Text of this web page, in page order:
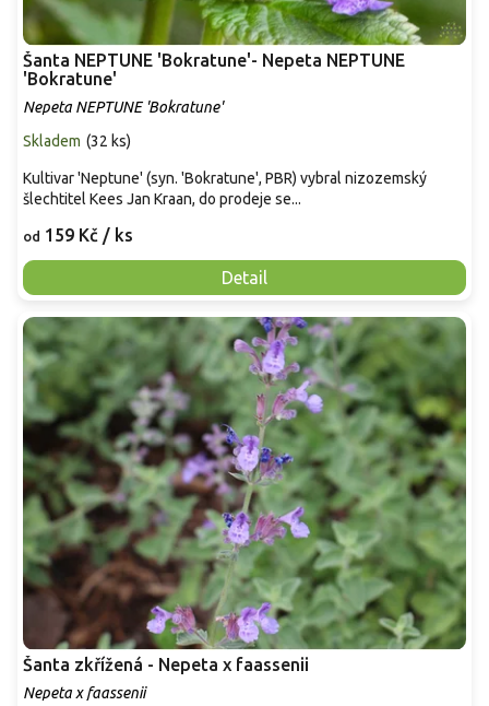
Šanta NEPTUNE 'Bokratune'- Nepeta NEPTUNE
'Bokratune'
Nepeta NEPTUNE 'Bokratune'
Skladem (32 ks)
od 159 Kč / ks
Detail
Kultivar 'Neptune' (syn. 'Bokratune', PBR) vybral nizozemský
šlechtitel Kees Jan Kraan, do prodeje se...
Šanta zkřížená - Nepeta x faassenii
Nepeta x faassenii